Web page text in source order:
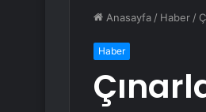
Anasayfa / Haber /
Haber